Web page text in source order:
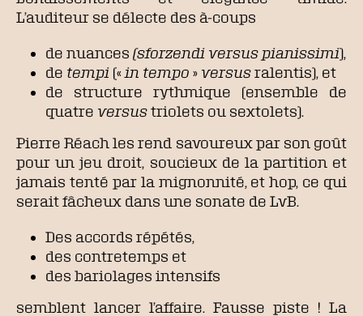
L’auditeur se délecte des à-coups
de nuances (sforzendi versus pianissimi),
de tempi (« in tempo » versus ralentis), et
de structure rythmique (ensemble de
quatre versus triolets ou sextolets).
Pierre Réach les rend savoureux par son goût
pour un jeu droit, soucieux de la partition et
jamais tenté par la mignonnité, et hop, ce qui
serait fâcheux dans une sonate de LvB.
Des accords répétés,
des contretemps et
des bariolages intensifs
semblent lancer l’affaire. Fausse piste ! La